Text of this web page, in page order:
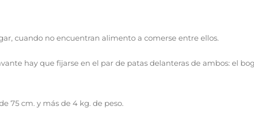
cuando no encuentran alimento a comerse entre ellos.
hay que fijarse en el par de patas delanteras de ambos: el
75 cm. y más de 4 kg. de peso.